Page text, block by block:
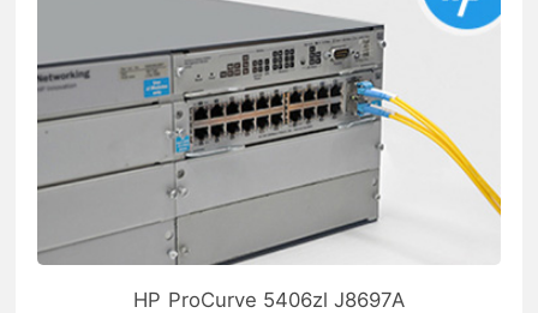
HP ProCurve 5406zl J8697A